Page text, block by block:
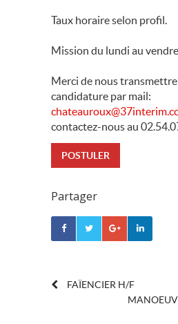
Taux horaire selon profil.
Mission du lundi au
Merci de nous
candidature par mail:
contactez-nous au
POSTULER
Partager
POST
FAÏENCIER H/F